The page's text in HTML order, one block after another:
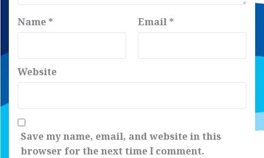
Name * Email *
Website
Save my name, email, and website in this
browser for the next time I comment.